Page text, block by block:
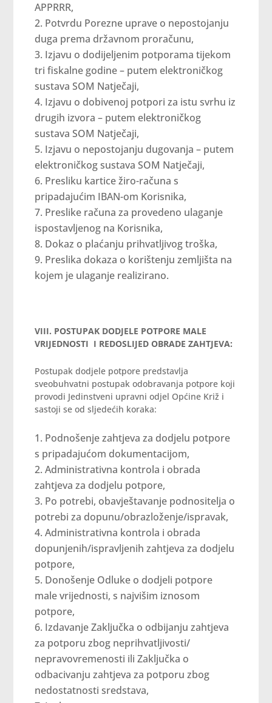
APPRRR,
Potvrdu Porezne uprave o nepostojanju
duga prema državnom proračunu,
Izjavu o dodijeljenim potporama tijekom
tri fiskalne godine – putem elektroničkog
sustava SOM Natječaji,
Izjavu o dobivenoj potpori za istu svrhu iz
drugih izvora – putem elektroničkog
sustava SOM Natječaji,
Izjavu o nepostojanju dugovanja – putem
elektroničkog sustava SOM Natječaji,
Presliku kartice žiro-računa s
pripadajućim IBAN-om Korisnika,
Preslike računa za provedeno ulaganje
ispostavljenog na Korisnika,
Dokaz o plaćanju prihvatljivog troška,
Preslika dokaza o korištenju zemljišta na
kojem je ulaganje realizirano.
VIII. POSTUPAK DODJELE POTPORE MALE
VRIJEDNOSTI I REDOSLIJED OBRADE ZAHTJEVA:
Postupak dodjele potpore predstavlja
sveobuhvatni postupak odobravanja potpore koji
provodi Jedinstveni upravni odjel Općine Križ i
sastoji se od sljedećih koraka:
Podnošenje zahtjeva za dodjelu potpore
s pripadajućom dokumentacijom,
Administrativna kontrola i obrada
zahtjeva za dodjelu potpore,
Po potrebi, obavještavanje podnositelja o
potrebi za dopunu/obrazloženje/ispravak,
Administrativna kontrola i obrada
dopunjenih/ispravljenih zahtjeva za dodjelu
potpore,
Donošenje Odluke o dodjeli potpore
male vrijednosti, s najvišim iznosom
potpore,
Izdavanje Zaključka o odbijanju zahtjeva
za potporu zbog neprihvatljivosti/
nepravovremenosti ili Zaključka o
odbacivanju zahtjeva za potporu zbog
nedostatnosti sredstava,